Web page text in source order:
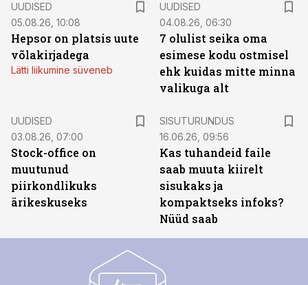
UUDISED
05.08.26, 10:08
Hepsor on platsis uute
võlakirjadega
Lätti liikumine süveneb
UUDISED
04.08.26, 06:30
7 olulist seika oma
esimese kodu ostmisel
ehk kuidas mitte minna
valikuga alt
UUDISED
03.08.26, 07:00
Stock-office on
muutunud
piirkondlikuks
ärikeskuseks
SISUTURUNDUS
16.06.26, 09:56
Kas tuhandeid faile
saab muuta kiirelt
sisukaks ja
kompaktseks infoks?
Nüüd saab